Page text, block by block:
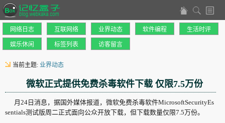
网络日志 互联网络 业界动态 软件编程 生活时评
娱乐休闲 标签列表 访客留言
当前主题: 业界动态
微软正式提供免费杀毒软件下载 仅限7.5万份
月24日消息，据国外媒体报道，微软免费杀毒软件MicrosoftSecurityEs
sentials测试版周二正式面向公众开放下载，但下载数量仅限7.5万份。